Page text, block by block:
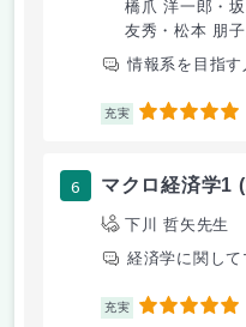
橋爪 洋一郎・
友秀・松本 朋
充実 5
6 マクロ経済学1
下川 哲矢先生
充実 5